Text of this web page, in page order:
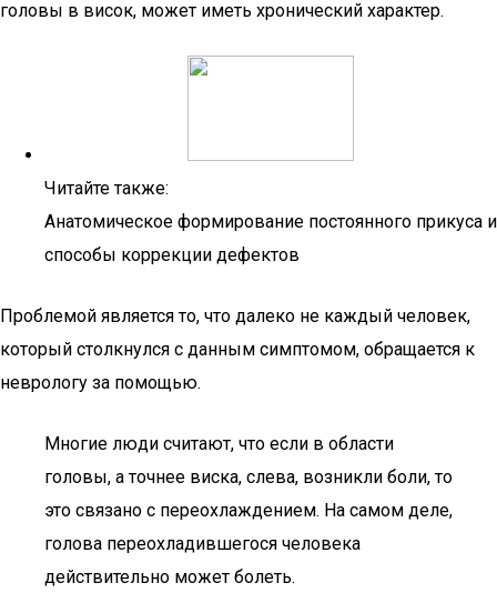
головы в висок, может иметь хронический характер.
Читайте также:
Анатомическое формирование постоянного прикуса и
способы коррекции дефектов
Проблемой является то, что далеко не каждый человек,
который столкнулся с данным симптомом, обращается к
неврологу за помощью.
Многие люди считают, что если в области
головы, а точнее виска, слева, возникли боли, то
это связано с переохлаждением. На самом деле,
голова переохладившегося человека
действительно может болеть.